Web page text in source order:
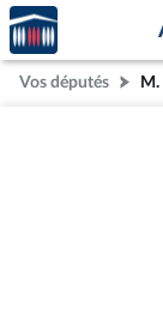
Aller au contenu
Aller en bas de la
Accèder
à la
page
d'accueil
Vos députés